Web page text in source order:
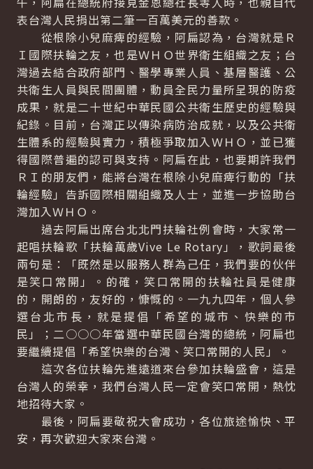
表台灣人民捐出第二筆一百萬美元的善款。
從根除小兒麻痺的經驗，阿扁認為，台灣就是Ｒ
Ｉ國際扶輪之友，也是ＷＨＯ世界衛生組織之友；台
灣過去結合政府部門、醫學專業人員、基層醫護、公
共衛生人員與民間團體，動員全民力量所呈現的防疫
成果，就是二十世紀中華民國公共衛生歷史的經驗與
紀錄。目前，台灣正以傳染病防治成就，以及公共衛
生體系的經驗與實力，積極爭取加入ＷＨＯ，並已獲
得國際普遍的認可與支持。阿扁在此，也要期許我們
ＲＩ的朋友們，能將台灣在根除小兒麻痺行動的「扶
輪經驗」告訴國際相關組織及人士，並進一步協助台
灣加入ＷＨＯ。
過去阿扁出席台北北門扶輪社例會時，大家常一
起唱扶輪歌「扶輪萬歲Vive Le Rotary」，歌詞最後
兩句是：「既然是以服務人群為己任，我們要的伙伴
是笑口常開」。的確，笑口常開的扶輪社員是健康
的，開朗的，友好的，慷慨的。一九九四年，個人參
選台北市長，就是提倡「希望的城市、快樂的市
民」；二○○○年當選中華民國台灣的總統，阿扁也
要繼續提倡「希望快樂的台灣、笑口常開的人民」。
這次各位扶輪先進遠道來台參加扶輪盛會，這是
台灣人的榮幸，我們台灣人民一定會笑口常開，熱忱
地招待大家。
最後，阿扁要敬祝大會成功，各位旅途愉快、平
安，再次歡迎大家來台灣。